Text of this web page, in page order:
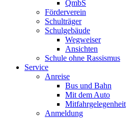
QmbS
Förderverein
Schulträger
Schulgebäude
Wegweiser
Ansichten
Schule ohne Rassismus
Service
Anreise
Bus und Bahn
Mit dem Auto
Mitfahrgelegenheit
Anmeldung